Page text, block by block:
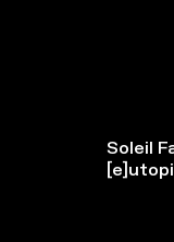
Soleil